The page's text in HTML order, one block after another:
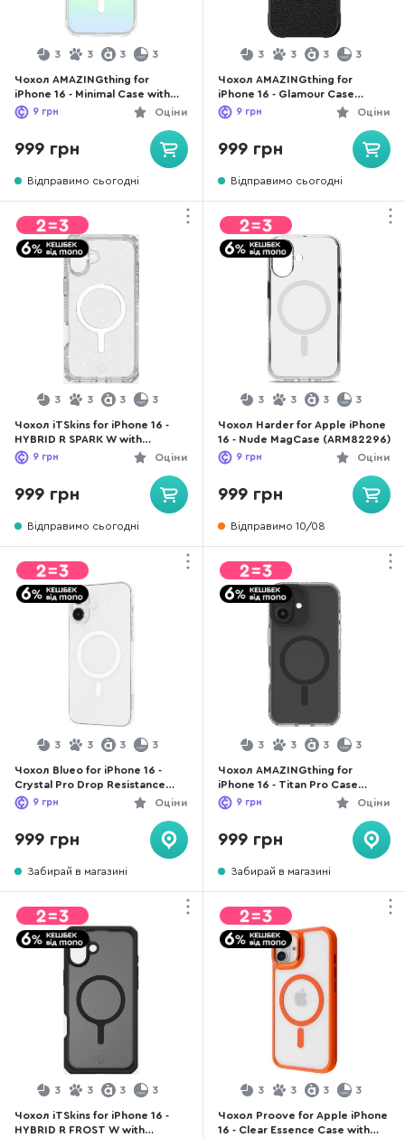
3 3 3 3
Чохол AMAZINGthing for
iPhone 16 - Minimal Case with
MagSafe Iridescent
(IP166.1MMINRB)
Оціни
9 грн
999 грн
Відправимо сьогодні
3 3 3 3
Чохол AMAZINGthing for
iPhone 16 - Glamour Case
MagSafe Black (IP166.1GMBK)Оціни
9 грн
999 грн
Відправимо сьогодні
3 3 3 3
Чохол iTSkins for iPhone 16 -
HYBRID R SPARK W with
MagSafe Transparent (AP6N-
HBSPM-TRSP)
Оціни
9 грн
999 грн
Відправимо сьогодні
3 3 3 3
Чохол Harder for Apple iPhone
16 - Nude MagCase (ARM82296)
Оціни
9 грн
999 грн
Відправимо 10/08
3 3 3 3
Чохол Blueo for iPhone 16 -
Crystal Pro Drop Resistance
MagSafe Transparent
Оціни
9 грн
999 грн
Забирай в магазині
3 3 3 3
Чохол AMAZINGthing for
iPhone 16 - Titan Pro Case
MagSafe Black (IP166.1TMBK)Оціни
9 грн
999 грн
Забирай в магазині
3 3 3 3
Чохол iTSkins for iPhone 16 -
HYBRID R FROST W with
3 3 3 3
Чохол Proove for Apple iPhone
16 - Clear Essence Case with